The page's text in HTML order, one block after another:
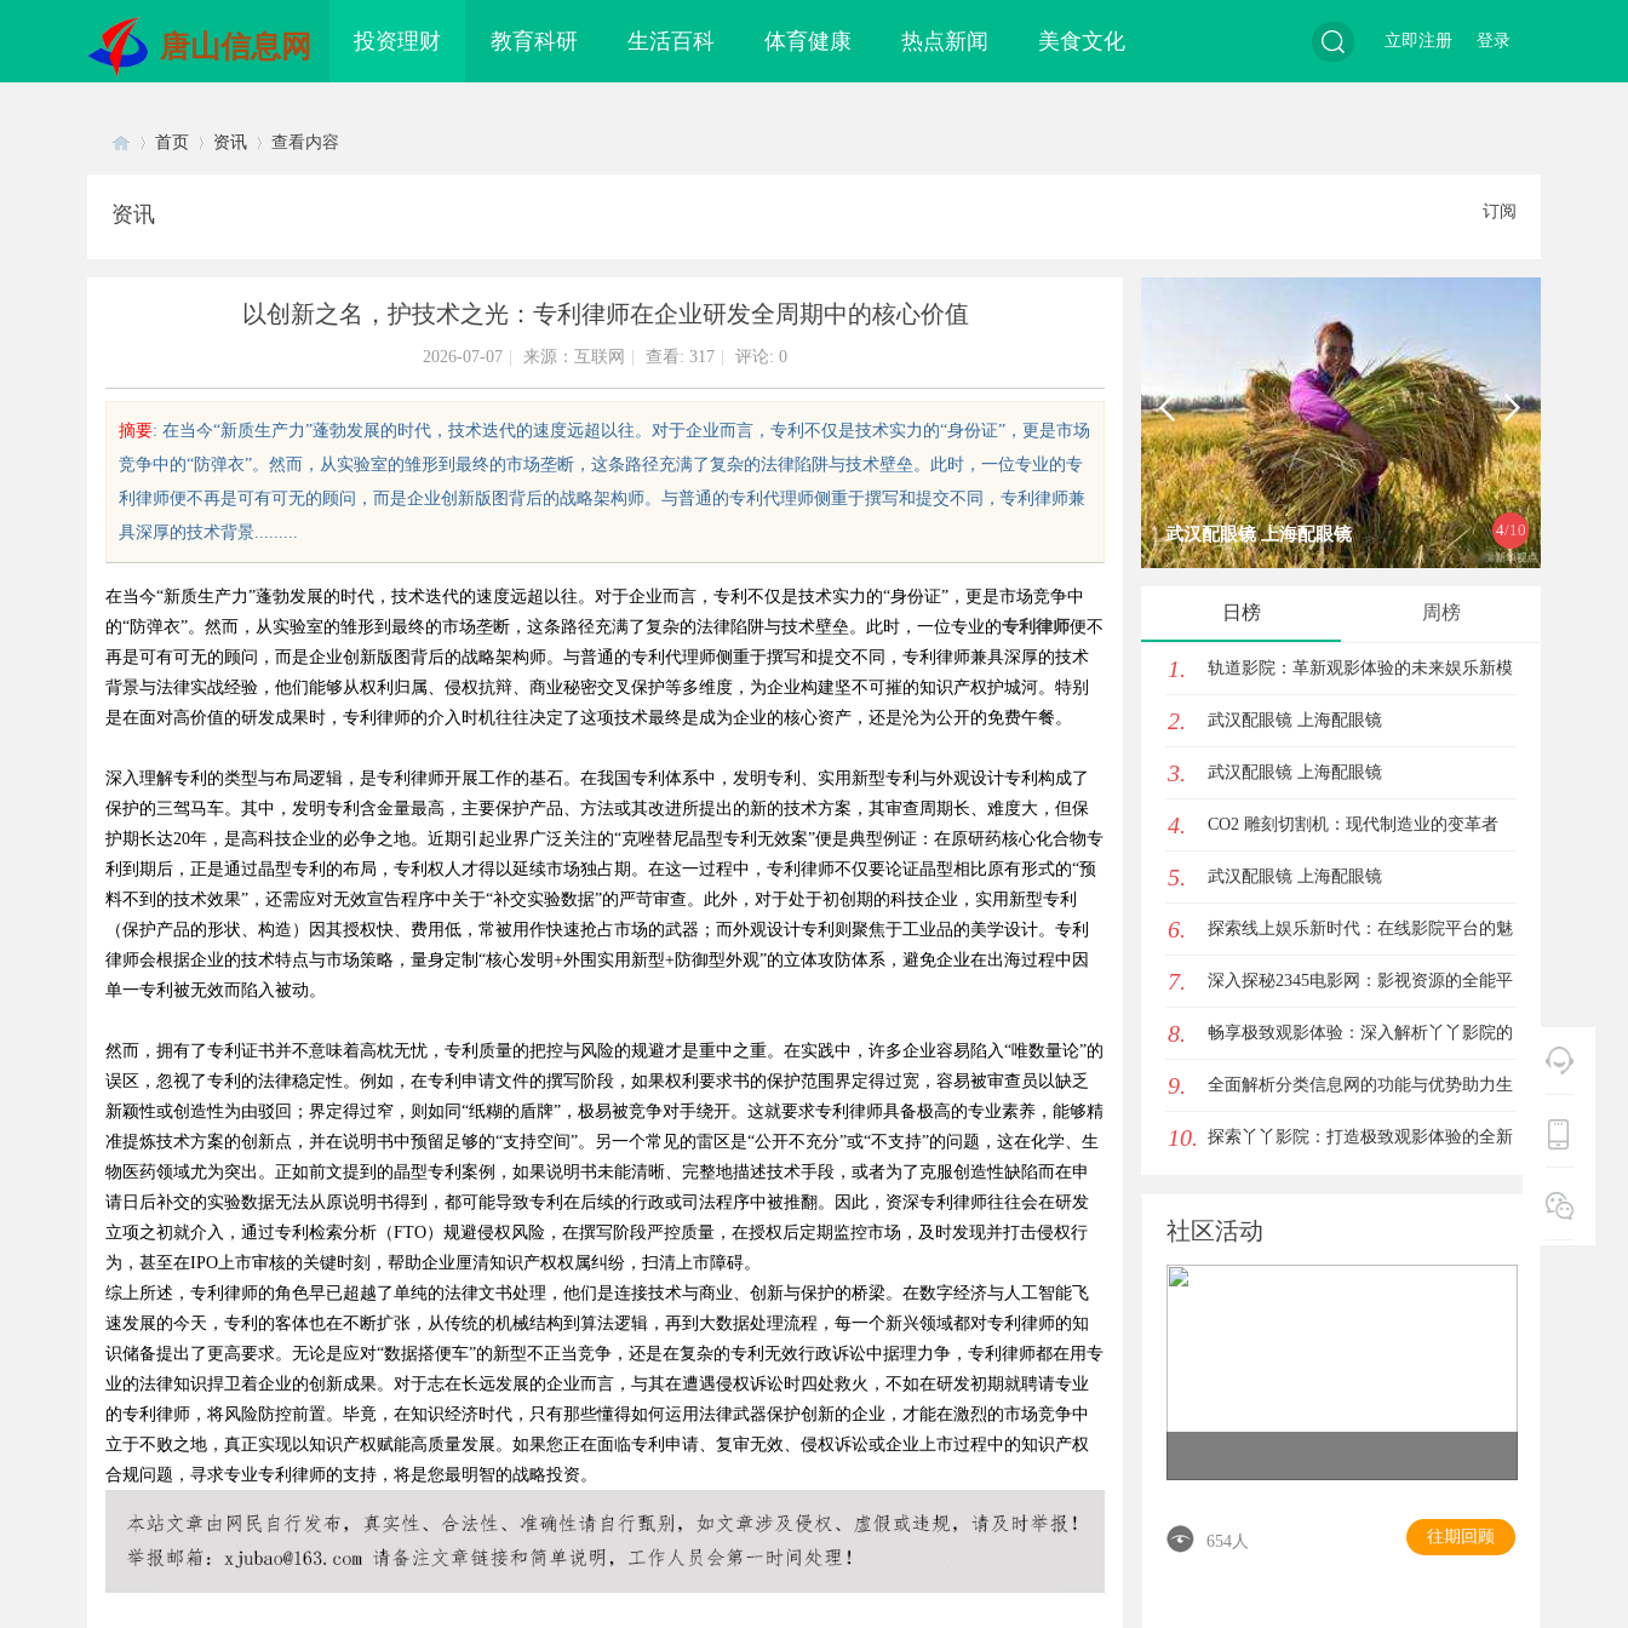
唐山信息网 投资理财 教育科研 生活百科 体育健康 热点新闻 美食文化 登录
立即注册
sc
uz
!
Bo
ar
首页 资讯 查看内容
资讯 订阅
以创新之名，护技术之光：专利律师在企业研发全周期中的核心价值
2026-07-07 来源：互联网 查看: 317 评论: 0
摘要: 在当今“新质生产力”蓬勃发展的时代，技术迭代的速度远超以往。对于企业而言，专利不仅是技术实力的“身份证”，更是市场
竞争中的“防弹衣”。然而，从实验室的雏形到最终的市场垄断，这条路径充满了复杂的法律陷阱与技术壁垒。此时，一位专业的专
利律师便不再是可有可无的顾问，而是企业创新版图背后的战略架构师。与普通的专利代理师侧重于撰写和提交不同，专利律师兼
具深厚的技术背景.........
在当今“新质生产力”蓬勃发展的时代，技术迭代的速度远超以往。对于企业而言，专利不仅是技术实力的“身份证”，更是市场竞争中
的“防弹衣”。然而，从实验室的雏形到最终的市场垄断，这条路径充满了复杂的法律陷阱与技术壁垒。此时，一位专业的专利律师便不
再是可有可无的顾问，而是企业创新版图背后的战略架构师。与普通的专利代理师侧重于撰写和提交不同，专利律师兼具深厚的技术
背景与法律实战经验，他们能够从权利归属、侵权抗辩、商业秘密交叉保护等多维度，为企业构建坚不可摧的知识产权护城河。特别
是在面对高价值的研发成果时，专利律师的介入时机往往决定了这项技术最终是成为企业的核心资产，还是沦为公开的免费午餐。
深入理解专利的类型与布局逻辑，是专利律师开展工作的基石。在我国专利体系中，发明专利、实用新型专利与外观设计专利构成了
保护的三驾马车。其中，发明专利含金量最高，主要保护产品、方法或其改进所提出的新的技术方案，其审查周期长、难度大，但保
护期长达20年，是高科技企业的必争之地。近期引起业界广泛关注的“克唑替尼晶型专利无效案”便是典型例证：在原研药核心化合物专
利到期后，正是通过晶型专利的布局，专利权人才得以延续市场独占期。在这一过程中，专利律师不仅要论证晶型相比原有形式的“预
料不到的技术效果”，还需应对无效宣告程序中关于“补交实验数据”的严苛审查。此外，对于处于初创期的科技企业，实用新型专利
（保护产品的形状、构造）因其授权快、费用低，常被用作快速抢占市场的武器；而外观设计专利则聚焦于工业品的美学设计。专利
律师会根据企业的技术特点与市场策略，量身定制“核心发明+外围实用新型+防御型外观”的立体攻防体系，避免企业在出海过程中因
单一专利被无效而陷入被动。
然而，拥有了专利证书并不意味着高枕无忧，专利质量的把控与风险的规避才是重中之重。在实践中，许多企业容易陷入“唯数量论”的
误区，忽视了专利的法律稳定性。例如，在专利申请文件的撰写阶段，如果权利要求书的保护范围界定得过宽，容易被审查员以缺乏
新颖性或创造性为由驳回；界定得过窄，则如同“纸糊的盾牌”，极易被竞争对手绕开。这就要求专利律师具备极高的专业素养，能够精
准提炼技术方案的创新点，并在说明书中预留足够的“支持空间”。另一个常见的雷区是“公开不充分”或“不支持”的问题，这在化学、生
物医药领域尤为突出。正如前文提到的晶型专利案例，如果说明书未能清晰、完整地描述技术手段，或者为了克服创造性缺陷而在申
请日后补交的实验数据无法从原说明书得到，都可能导致专利在后续的行政或司法程序中被推翻。因此，资深专利律师往往会在研发
立项之初就介入，通过专利检索分析（FTO）规避侵权风险，在撰写阶段严控质量，在授权后定期监控市场，及时发现并打击侵权行
为，甚至在IPO上市审核的关键时刻，帮助企业厘清知识产权权属纠纷，扫清上市障碍。
综上所述，专利律师的角色早已超越了单纯的法律文书处理，他们是连接技术与商业、创新与保护的桥梁。在数字经济与人工智能飞
速发展的今天，专利的客体也在不断扩张，从传统的机械结构到算法逻辑，再到大数据处理流程，每一个新兴领域都对专利律师的知
识储备提出了更高要求。无论是应对“数据搭便车”的新型不正当竞争，还是在复杂的专利无效行政诉讼中据理力争，专利律师都在用专
业的法律知识捍卫着企业的创新成果。对于志在长远发展的企业而言，与其在遭遇侵权诉讼时四处救火，不如在研发初期就聘请专业
的专利律师，将风险防控前置。毕竟，在知识经济时代，只有那些懂得如何运用法律武器保护创新的企业，才能在激烈的市场竞争中
立于不败之地，真正实现以知识产权赋能高质量发展。如果您正在面临专利申请、复审无效、侵权诉讼或企业上市过程中的知识产权
合规问题，寻求专业专利律师的支持，将是您最明智的战略投资。
4/10
AC 国际医疗实验室，标准化研 武汉配眼镜 上海配眼镜
日榜 周榜
1. 轨道影院：革新观影体验的未来娱乐新模
式
2. 武汉配眼镜 上海配眼镜
3. 武汉配眼镜 上海配眼镜
4. CO2 雕刻切割机：现代制造业的变革者
5. 武汉配眼镜 上海配眼镜
6. 探索线上娱乐新时代：在线影院平台的魅
力与未来发展趋势
7. 深入探秘2345电影网：影视资源的全能平
台解析
8. 畅享极致观影体验：深入解析丫丫影院的
魅力与优势
9. 全面解析分类信息网的功能与优势助力生
活便捷化
10. 探索丫丫影院：打造极致观影体验的全新
社区活动
654人 往期回顾